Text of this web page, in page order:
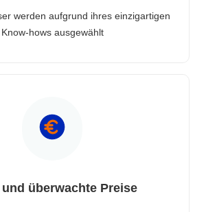
werden aufgrund ihres einzigartigen
Know-hows ausgewählt
überwachte Preise